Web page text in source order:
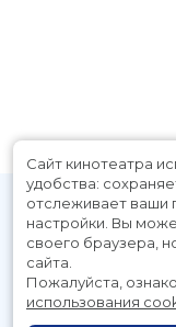
Расписание
Сайт кинотеатра
удобства:
отслеживает ваши
настройки. Вы
своего браузера,
сайта.
Пожалуйста,
использования